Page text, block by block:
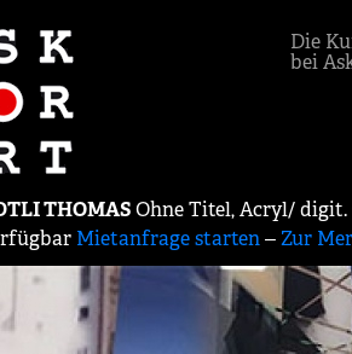
Die
bei
THOMASOhne Titel, Acryl/ digit.
Mietanfrage starten‒Zur